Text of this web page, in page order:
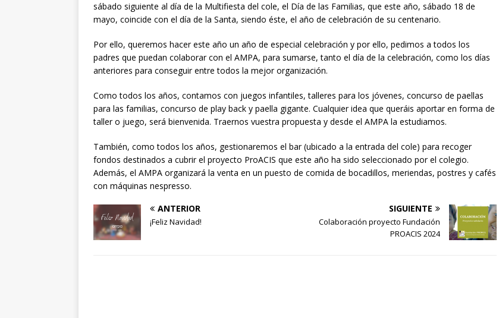
sábado siguiente al día de la Multifiesta del cole, el Día de las Familias, que este año, sábado 18 de
mayo, coincide con el día de la Santa, siendo éste, el año de celebración de su centenario.
Por ello, queremos hacer este año un año de especial celebración y por ello, pedimos a todos los
padres que puedan colaborar con el AMPA, para sumarse, tanto el día de la celebración, como los días
anteriores para conseguir entre todos la mejor organización.
Como todos los años, contamos con juegos infantiles, talleres para los jóvenes, concurso de paellas
para las familias, concurso de play back y paella gigante. Cualquier idea que queráis aportar en forma de
taller o juego, será bienvenida. Traernos vuestra propuesta y desde el AMPA la estudiamos.
También, como todos los años, gestionaremos el bar (ubicado a la entrada del cole) para recoger
fondos destinados a cubrir el proyecto ProACIS que este año ha sido seleccionado por el colegio.
Además, el AMPA organizará la venta en un puesto de comida de bocadillos, meriendas, postres y cafés
con máquinas nespresso.
ANTERIOR
¡Feliz Navidad!
SIGUIENTE
Colaboración proyecto Fundación
PROACIS 2024